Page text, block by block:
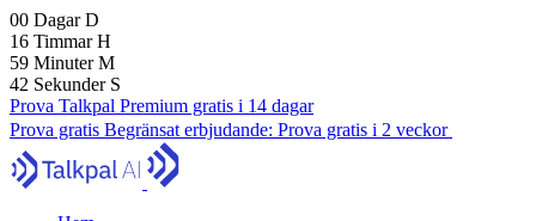
00 DagarD
16 TimmarH
59 MinuterM
41 Sekunder S
Prova Talkpal Premium gratis i 14 dagar
Prova gratis Begränsat erbjudande: Prova gratis i 2 veckor